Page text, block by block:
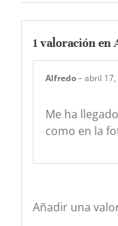
1 valoración en
Alfredo–abril 17,
Me ha
como en la
Añadir una